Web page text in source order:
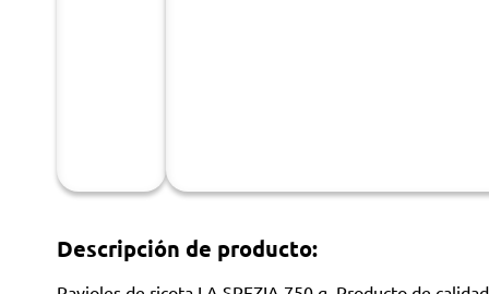
Descripción de producto: